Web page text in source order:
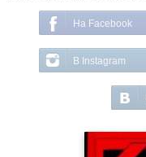
На Facebook
В Instagram